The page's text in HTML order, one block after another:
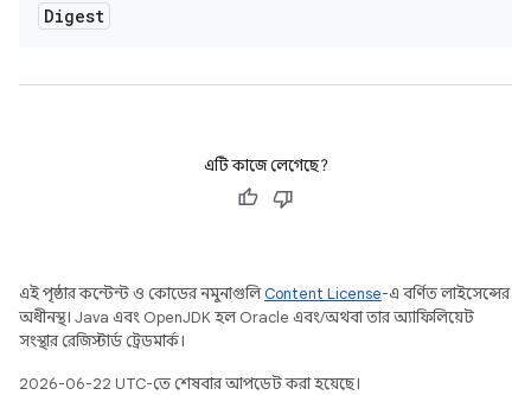
Digest
এটি কাজে লেগেছে?
এই পৃষ্ঠার কন্টেন্ট ও কোডের নমুনাগুলিContent License-এ বর্ণিত লাইসেন্সের
অধীনস্থ। Java এবং OpenJDK হল Oracle এবং/অথবা তার অ্যাফিলিয়েট
সংস্থার রেজিস্টার্ড ট্রেডমার্ক।
2026-06-22 UTC-তে শেষবার আপডেট করা হয়েছে।